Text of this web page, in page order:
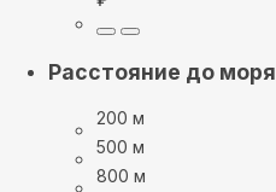
Расстояние до моря
200 м
500 м
800 м